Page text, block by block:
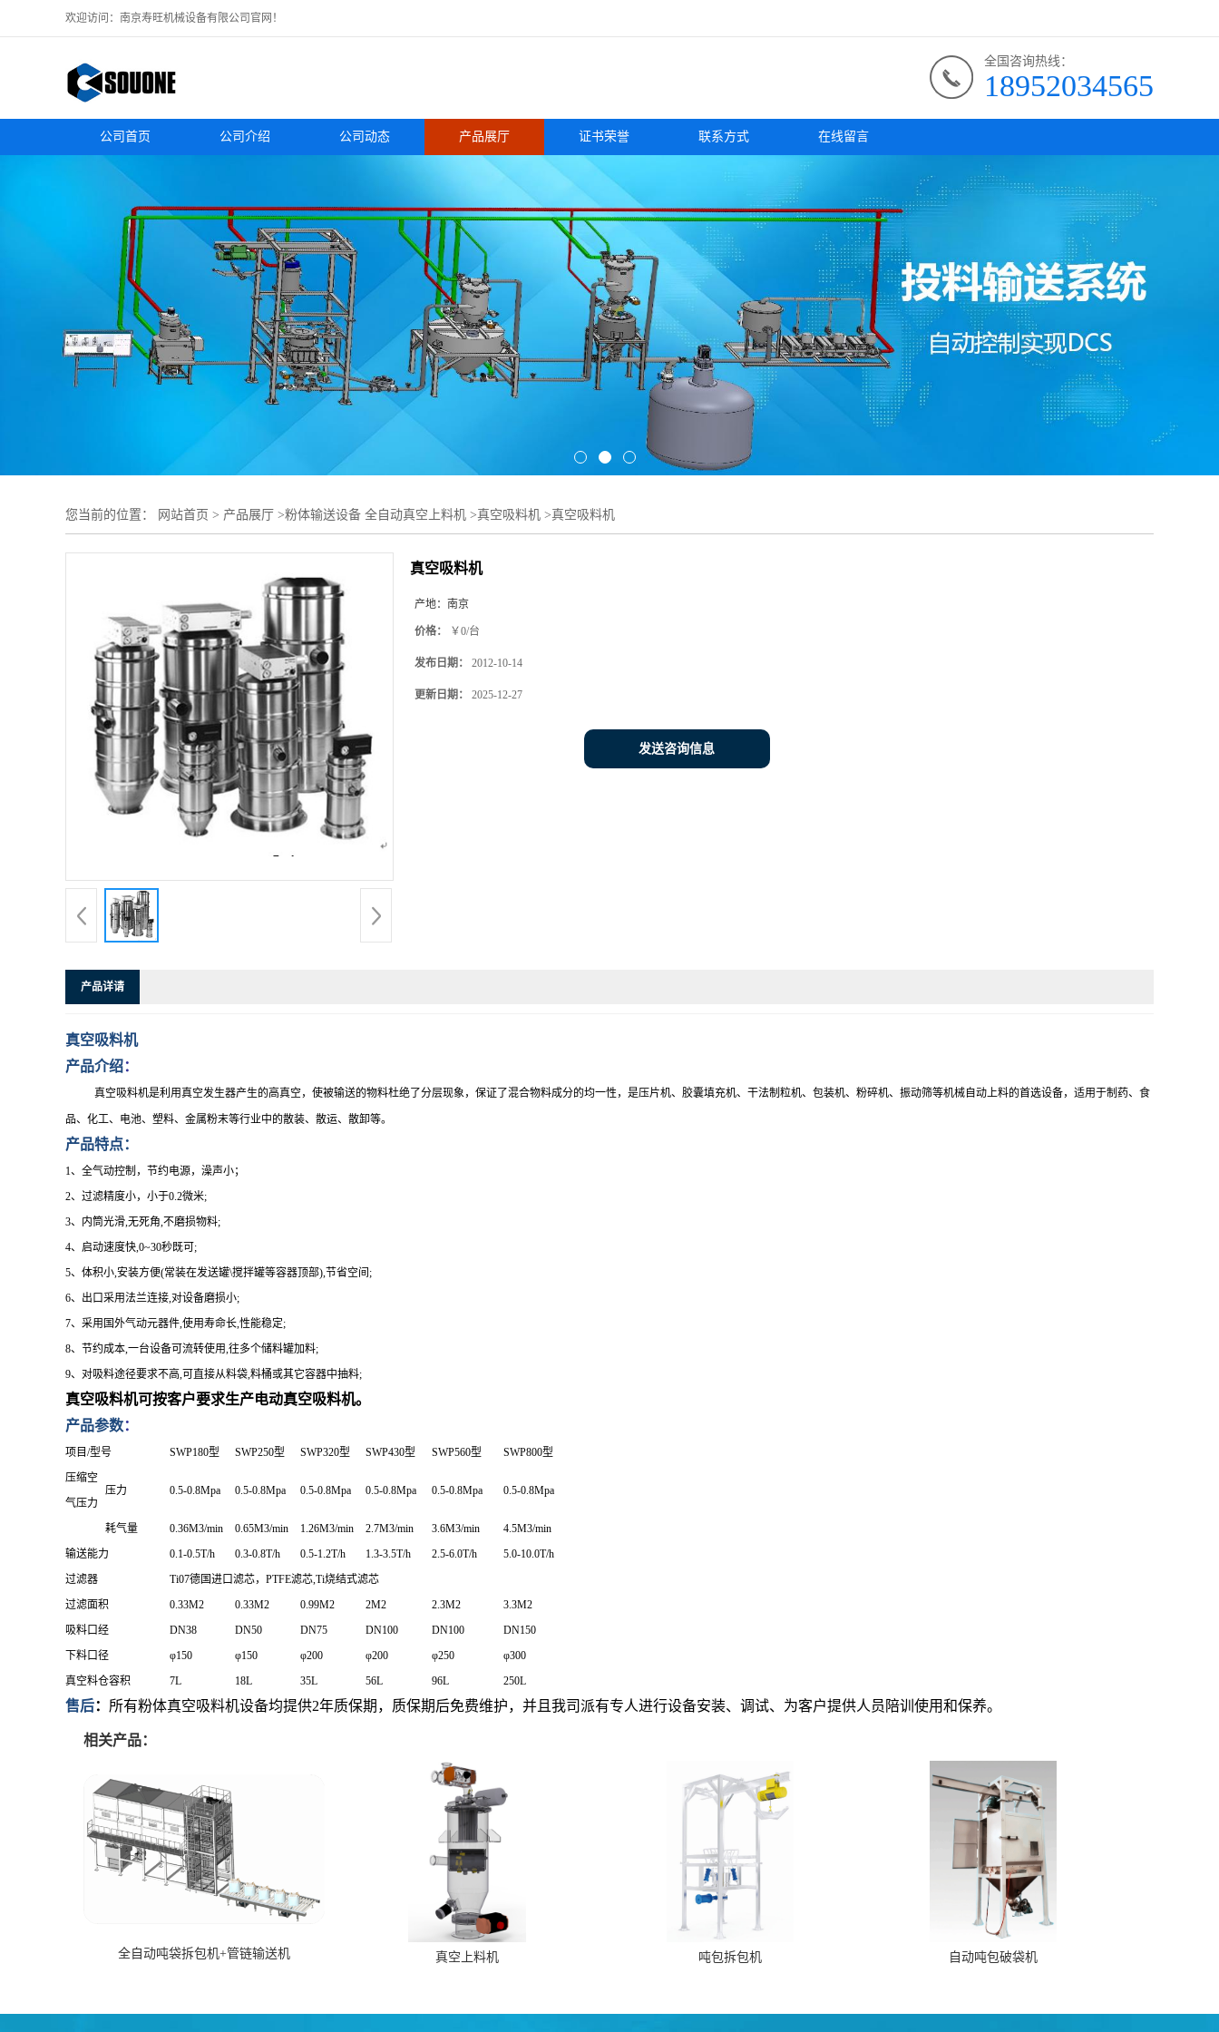
欢迎访问：南京寿旺机械设备有限公司官网！
全国咨询热线：
18952034565
公司首页 公司介绍 公司动态 产品展厅 证书荣誉 联系方式 在线留言
您当前的位置： 网站首页 > 产品展厅 >粉体输送设备 全自动真空上料机 >真空吸料机 >真空吸料机
真空吸料机
产地： 南京
价格： ￥0/台
发布日期： 2012-10-14
更新日期： 2025-12-27
发送咨询信息
产品详请
真空吸料机
产品介绍：
真空吸料机是利用真空发生器产生的高真空，使被输送的物料杜绝了分层现象，保证了混合物料成分的均一性，是压片机、胶囊填充机、干法制粒机、包装机、粉碎机、振动筛等机械自动上料的首选设备，适用于制药、食
品、化工、电池、塑料、金属粉末等行业中的散装、散运、散卸等。
产品特点：
1、全气动控制，节约电源，澡声小；
2、过滤精度小，小于0.2微米;
3、内筒光滑,无死角,不磨损物料;
4、启动速度快,0~30秒既可 ;
5、体积小,安装方便(常装在发送罐\搅拌罐等容器顶部),节省空间 ;
6、出口采用法兰连接,对设备磨损小;
7、采用国外气动元器件,使用寿命长,性能稳定;
8、节约成本,一台设备可流转使用,往多个储料罐加料;
9、对吸料途径要求不高,可直接从料袋,料桶或其它容器中抽料;
真空吸料机可按客户要求生产电动真空吸料机。
产品参数：
项目/型号 SWP180型 SWP250型 SWP320型 SWP430型 SWP560型 SWP800型
压缩空
气压力
压力 0.5-0.8Mpa 0.5-0.8Mpa 0.5-0.8Mpa 0.5-0.8Mpa 0.5-0.8Mpa 0.5-0.8Mpa
耗气量 0.36M3/min 0.65M3/min 1.26M3/min 2.7M3/min 3.6M3/min 4.5M3/min
输送能力
0.1-0.5T/h 0.3-0.8T/h 0.5-1.2T/h 1.3-3.5T/h 2.5-6.0T/h
5.0-10.0T/h
过滤器
Ti07德国进口滤芯，PTFE滤芯,Ti烧结式滤芯
过滤面积
0.33M2 0.33M2 0.99M2 2M2 2.3M2
3.3M2
吸料口经
DN38 DN50 DN75 DN100 DN100
DN150
下料口径
φ150 φ150 φ200 φ200 φ250
φ300
真空料仓容积
7L 18L 35L 56L 96L 250L
售后： 所有粉体真空吸料机设备均提供2年质保期，质保期后免费维护，并且我司派有专人进行设备安装、调试、为客户提供人员陪训使用和保养。
相关产品：
全自动吨袋拆包机+管链输送机 真空上料机 吨包拆包机 自动吨包破袋机